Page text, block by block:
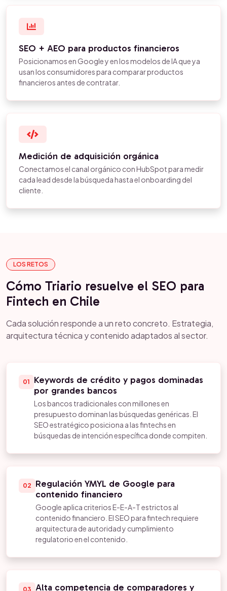
SEO + AEO para productos financieros
Posicionamos en Google y en los modelos de IA que ya
usan los consumidores para comparar productos
financieros antes de contratar.
Medición de adquisición orgánica
Conectamos el canal orgánico con HubSpot para medir
cada lead desde la búsqueda hasta el onboarding del
cliente.
LOS RETOS
Cómo Triario resuelve el SEO para
Fintech en Chile
Cada solución responde a un reto concreto. Estrategia,
arquitectura técnica y contenido adaptados al sector.
01
Keywords de crédito y pagos dominadas
por grandes bancos
Los bancos tradicionales con millones en
presupuesto dominan las búsquedas genéricas. El
SEO estratégico posiciona a las fintechs en
búsquedas de intención específica donde compiten.
02
Regulación YMYL de Google para
contenido financiero
Google aplica criterios E-E-A-T estrictos al
contenido financiero. El SEO para fintech requiere
arquitectura de autoridad y cumplimiento
regulatorio en el contenido.
03 Alta competencia de comparadores y